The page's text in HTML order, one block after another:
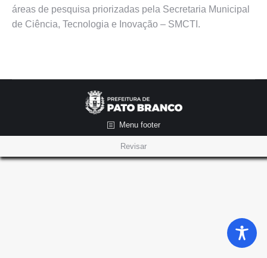
áreas de pesquisa priorizadas pela Secretaria Municipal
de Ciência, Tecnologia e Inovação – SMCTI.
Menu footer
Revisar